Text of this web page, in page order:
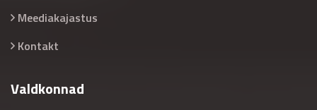
Meediakajastus
Kontakt
Valdkonnad